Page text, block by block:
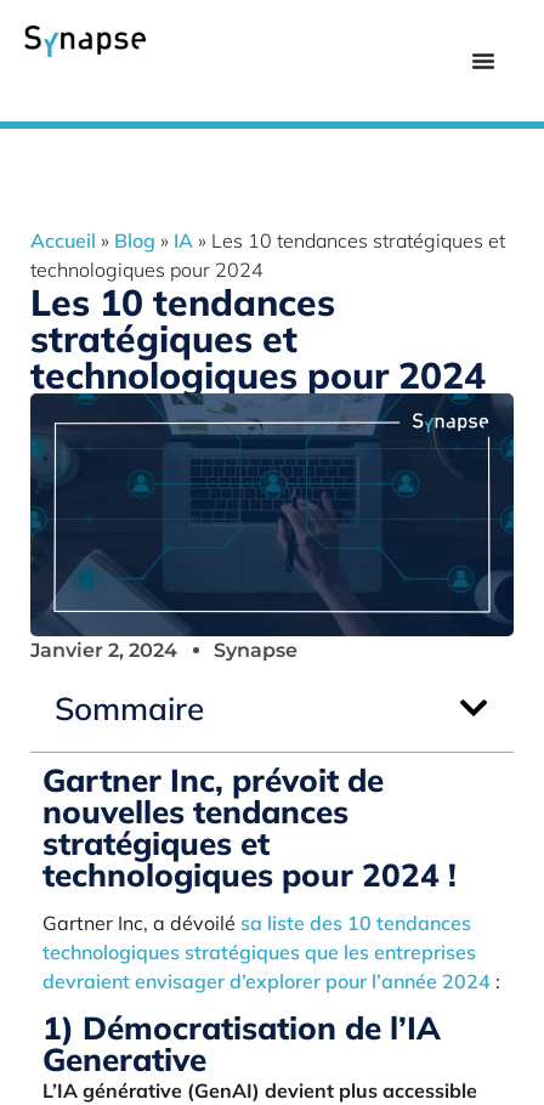
Accueil » Blog » IA » Les 10 tendances stratégiques et
technologiques pour 2024
Les 10 tendances
stratégiques et
technologiques pour 2024
Janvier 2, 2024 Synapse
Sommaire
Gartner Inc, prévoit de
nouvelles tendances
stratégiques et
technologiques pour 2024 !
Gartner Inc, a dévoilé sa liste des 10 tendances
technologiques stratégiques que les entreprises
devraient envisager d’explorer pour l’année 2024 :
1) Démocratisation de l’IA
Generative
L’IA générative (GenAI) devient plus accessible